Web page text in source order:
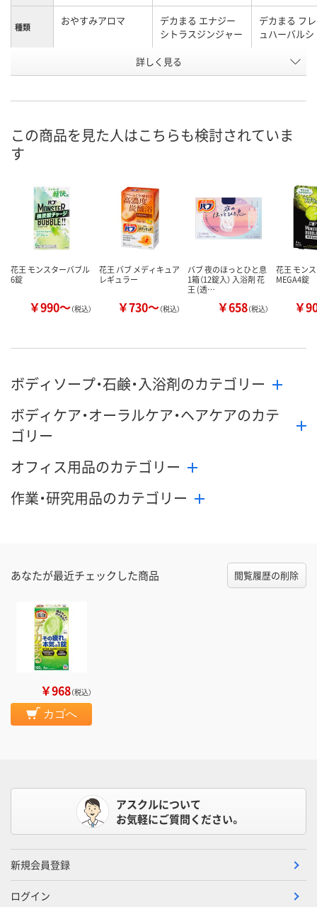
種類 おやすみアロマ
デカまる エナジー
シトラスジンジャー
デカまる フ
ュハーバル
RH29573 UK72985
8月11日（火）
カゴへ カ
詳しく見る
この商品を見た人はこちらも検討されていま
す
花王 モンスターバブル
6錠
￥990～（税込）
花王 バブ メディキュア
レギュラー
￥730～（税込）
バブ 夜のほっとひと息
1箱（12錠入） 入浴剤 花
王 (透…
￥658（税込）
花王 モン
MEGA4錠
￥
ボディソープ・石鹸・入浴剤のカテゴリー
ボディケア・オーラルケア・ヘアケアのカテ
ゴリー
オフィス用品のカテゴリー
作業・研究用品のカテゴリー
あなたが最近チェックした商品 閲覧履歴の削除
￥968（税込）
カゴへ
アスクルについて
お気軽にご質問ください。
新規会員登録
ログイン